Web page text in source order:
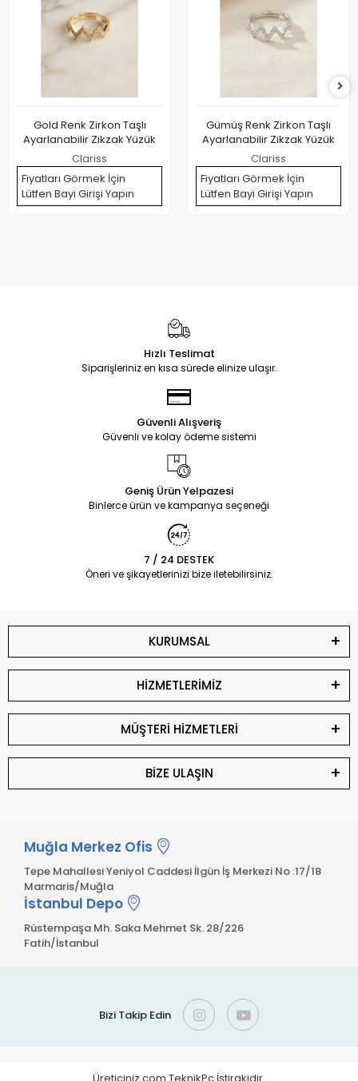
Gold Renk Zirkon Taşlı
Ayarlanabilir Zikzak Yüzük
Clariss
Fiyatları Görmek İçin
Lütfen Bayi Girişi Yapın
Gümüş Renk Zirkon Taşlı
Ayarlanabilir Zikzak Yüzük
Clariss
Fiyatları Görmek İçin
Lütfen Bayi Girişi Yapın
Hızlı Teslimat
Siparişleriniz en kısa sürede elinize ulaşır.
Güvenli Alışveriş
Güvenli ve kolay ödeme sistemi
Geniş Ürün Yelpazesi
Binlerce ürün ve kampanya seçeneği
7 / 24 DESTEK
Öneri ve şikayetlerinizi bize iletebilirsiniz.
KURUMSAL
HİZMETLERİMİZ
MÜŞTERİ HİZMETLERİ
BİZE ULAŞIN
Muğla Merkez Ofis
Tepe Mahallesi Yeniyol Caddesi İlgün İş Merkezi No :17/18
Marmaris/Muğla
İstanbul Depo
Rüstempaşa Mh. Saka Mehmet Sk. 28/226
Fatih/İstanbul
Bizi Takip Edin